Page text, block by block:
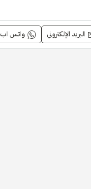
البريد الإلكتروني واتس اب